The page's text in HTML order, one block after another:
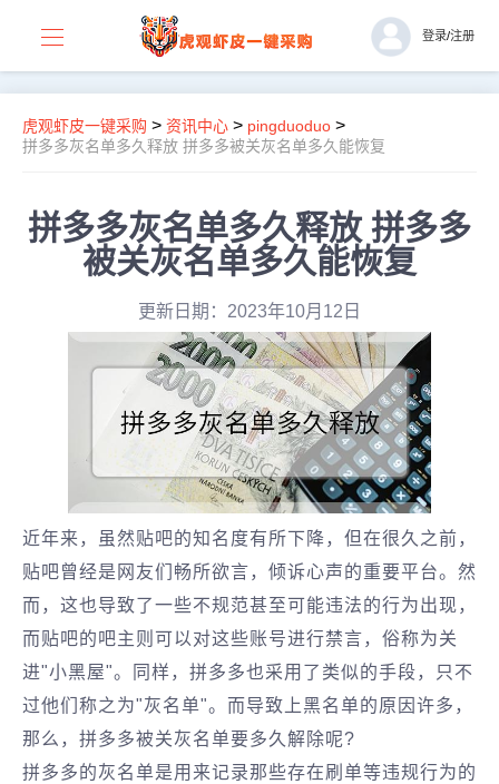
登录/注册
虎观虾皮一键采购 > 资讯中心 > pingduoduo >
拼多多灰名单多久释放 拼多多被关灰名单多久能恢复
拼多多灰名单多久释放 拼多多
被关灰名单多久能恢复
更新日期：2023年10月12日
近年来，虽然贴吧的知名度有所下降，但在很久之前，
贴吧曾经是网友们畅所欲言，倾诉心声的重要平台。然
而，这也导致了一些不规范甚至可能违法的行为出现，
而贴吧的吧主则可以对这些账号进行禁言，俗称为关
进"小黑屋"。同样，拼多多也采用了类似的手段，只不
过他们称之为"灰名单"。而导致上黑名单的原因许多，
那么，拼多多被关灰名单要多久解除呢?
拼多多的灰名单是用来记录那些存在刷单等违规行为的